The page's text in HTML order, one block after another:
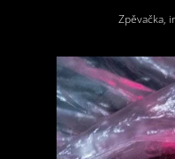
Zpěvačka,